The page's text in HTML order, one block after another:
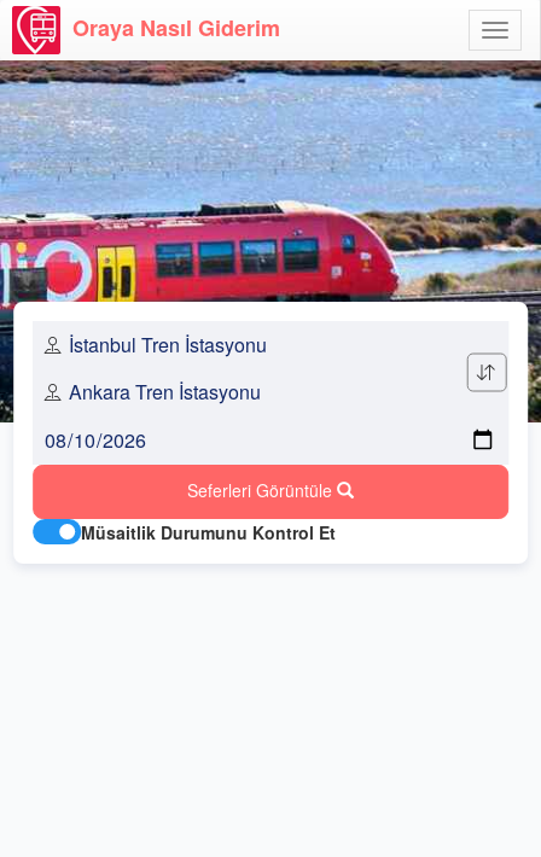
Aç
Oraya Nasıl Giderim
Seferleri Görüntüle
Müsaitlik Durumunu Kontrol Et